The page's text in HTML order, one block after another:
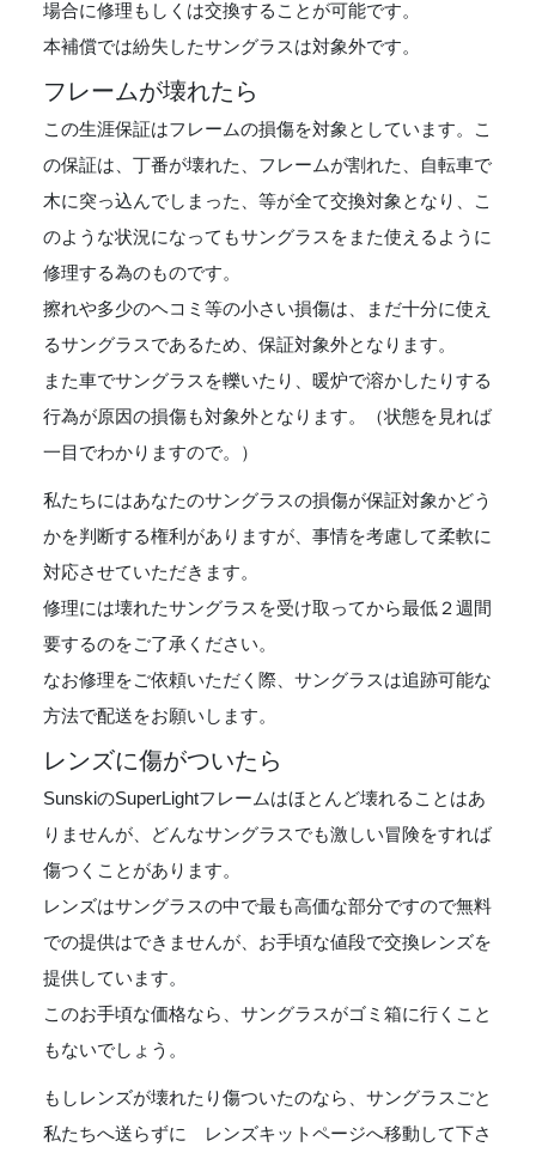
場合に修理もしくは交換することが可能です。
本補償では紛失したサングラスは対象外です。
フレームが壊れたら
この生涯保証はフレームの損傷を対象としています。こ
の保証は、丁番が壊れた、フレームが割れた、自転車で
木に突っ込んでしまった、等が全て交換対象となり、こ
のような状況になってもサングラスをまた使えるように
修理する為のものです。
擦れや多少のヘコミ等の小さい損傷は、まだ十分に使え
るサングラスであるため、保証対象外となります。
また車でサングラスを轢いたり、暖炉で溶かしたりする
行為が原因の損傷も対象外となります。（状態を見れば
一目でわかりますので。）
私たちにはあなたのサングラスの損傷が保証対象かどう
かを判断する権利がありますが、事情を考慮して柔軟に
対応させていただきます。
修理には壊れたサングラスを受け取ってから最低２週間
要するのをご了承ください。
なお修理をご依頼いただく際、サングラスは追跡可能な
方法で配送をお願いします。
レンズに傷がついたら
SunskiのSuperLightフレームはほとんど壊れることはあ
りませんが、どんなサングラスでも激しい冒険をすれば
傷つくことがあります。
レンズはサングラスの中で最も高価な部分ですので無料
での提供はできませんが、お手頃な値段で交換レンズを
提供しています。
このお手頃な価格なら、サングラスがゴミ箱に行くこと
もないでしょう。
もしレンズが壊れたり傷ついたのなら、サングラスごと
私たちへ送らずに レンズキットページへ移動して下さ